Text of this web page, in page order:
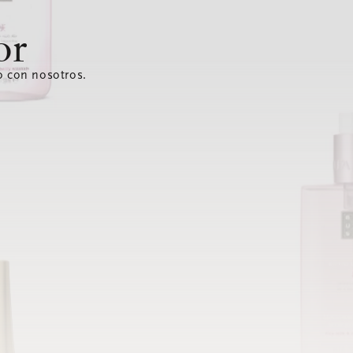
con nosotros.